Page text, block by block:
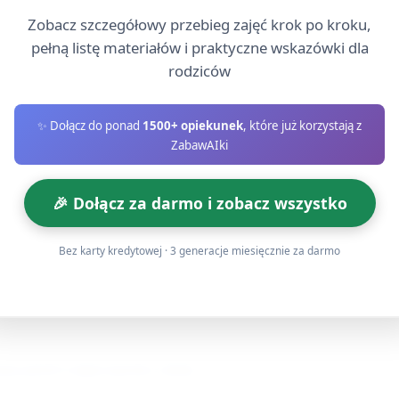
do celu)
wyznaczonej linii i rzut miękką piłką do wiadra/obręczy.
trafi — krótka relacja „Udało się trafić, to ważna
Celem jest użycie zdań opisujących zdarzenie.
„stojaka z obrazkami” i powrót z wybranym obrazkiem
„studio” (klatka ramka z kartonu) dziecko pozuję jako
Zobacz szczegółowy przebieg zajęć krok po kroku,
pełną listę materiałów i praktyczne wskazówki dla
rodziców
✨ Dołącz do ponad 1500+ opiekunek, które już korzystają z
ZabawAIki
🎉 Dołącz za darmo i zobacz wszystko
Bez karty kredytowej · 3 generacje miesięcznie za darmo